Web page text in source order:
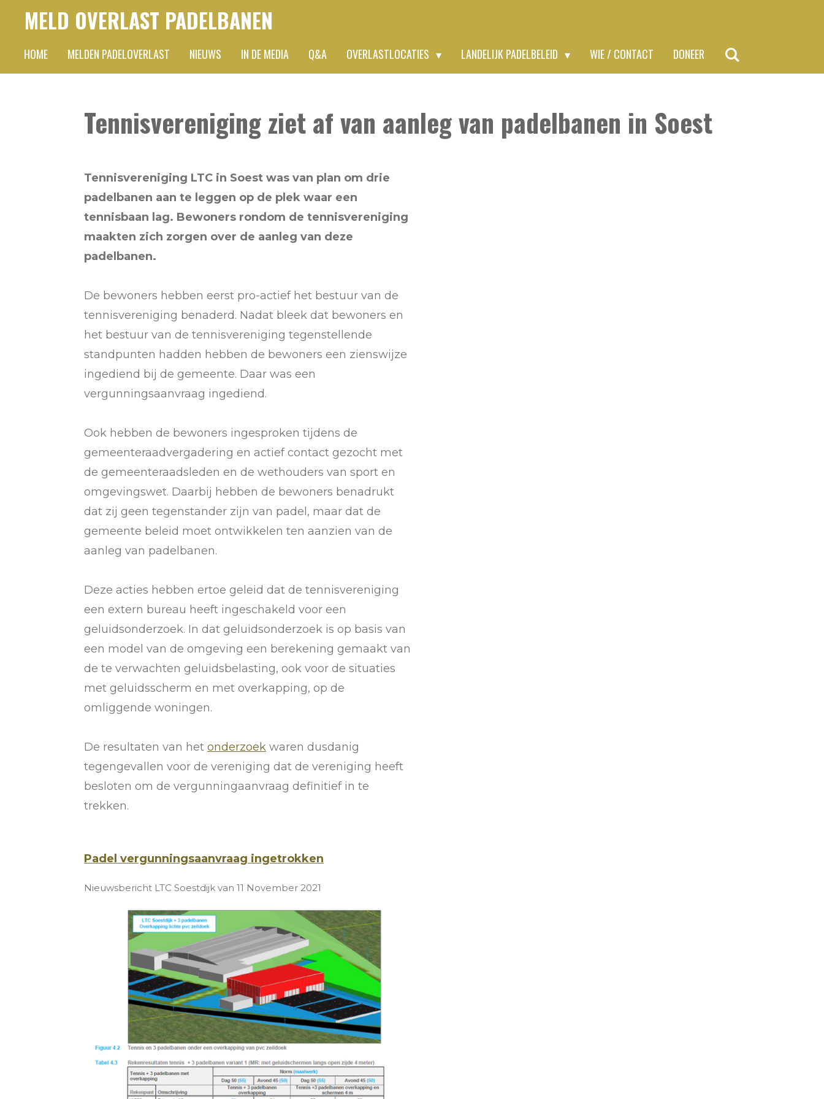
naar
de
MELD OVERLAST PADELBANEN
HOME MELDEN PADELOVERLAST NIEUWS IN DE MEDIA Q&A OVERLASTLOCATIES LANDELIJK PADELBELEID WIE / CONTACT DONEER
Tennisvereniging ziet af van aanleg van padelbanen in Soest
Tennisvereniging LTC in Soest was van plan om drie
padelbanen aan te leggen op de plek waar een
tennisbaan lag. Bewoners rondom de tennisvereniging
maakten zich zorgen over de aanleg van deze
padelbanen.
De bewoners hebben eerst pro-actief het bestuur van de
tennisvereniging benaderd. Nadat bleek dat bewoners en
het bestuur van de tennisvereniging tegenstellende
standpunten hadden hebben de bewoners een zienswijze
ingediend bij de gemeente. Daar was een
vergunningsaanvraag ingediend.
Ook hebben de bewoners ingesproken tijdens de
gemeenteraadvergadering en actief contact gezocht met
de gemeenteraadsleden en de wethouders van sport en
omgevingswet. Daarbij hebben de bewoners benadrukt
dat zij geen tegenstander zijn van padel, maar dat de
gemeente beleid moet ontwikkelen ten aanzien van de
aanleg van padelbanen.
Deze acties hebben ertoe geleid dat de tennisvereniging
een extern bureau heeft ingeschakeld voor een
geluidsonderzoek. In dat geluidsonderzoek is op basis van
een model van de omgeving een berekening gemaakt van
de te verwachten geluidsbelasting, ook voor de situaties
met geluidsscherm en met overkapping, op de
omliggende woningen.
De resultaten van het onderzoek waren dusdanig
tegengevallen voor de vereniging dat de vereniging heeft
besloten om de vergunningaanvraag definitief in te
trekken.
Padel vergunningsaanvraag ingetrokken
Nieuwsbericht LTC Soestdijk van 11 November 2021